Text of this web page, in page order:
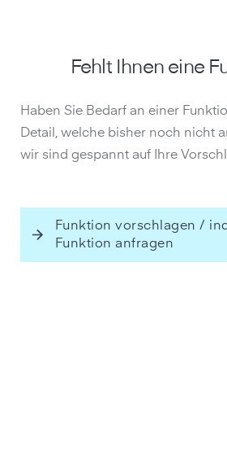
Fehlt Ihnen eine
Haben Sie Bedarf an einer
Detail, welche bisher noch nicht
wir sind gespannt auf Ihre
Funktion vorschlagen /
Funktion anfragen